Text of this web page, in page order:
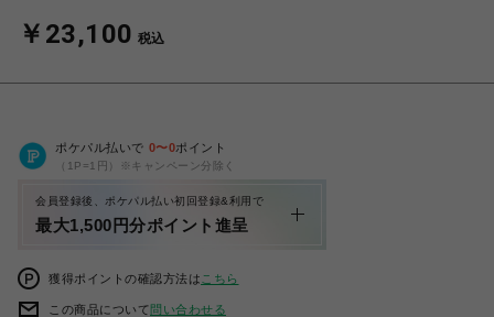
￥23,100 税込
ポケパル払いで 0〜0ポイント
（1P=1円）※キャンペーン分除く
会員登録後、ポケパル払い初回登録&利用で
最大1,500円分ポイント進呈
獲得ポイントの確認方法は こちら
この商品について問い合わせる